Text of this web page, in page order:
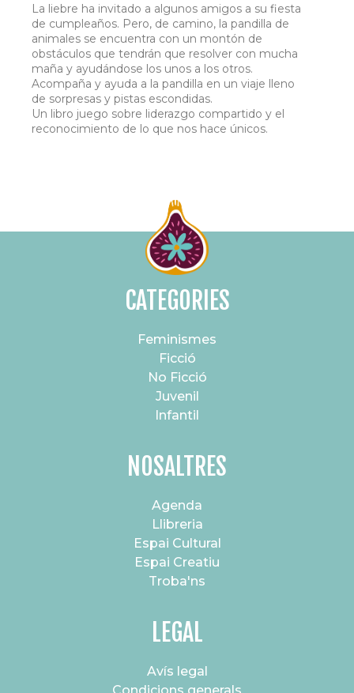
La liebre ha invitado a algunos amigos a su fiesta
de cumpleaños. Pero, de camino, la pandilla de
animales se encuentra con un montón de
obstáculos que tendrán que resolver con mucha
maña y ayudándose los unos a los otros.
Acompaña y ayuda a la pandilla en un viaje lleno
de sorpresas y pistas escondidas.
Un libro juego sobre liderazgo compartido y el
reconocimiento de lo que nos hace únicos.
CATEGORIES
Feminismes
Ficció
No Ficció
Juvenil
Infantil
NOSALTRES
Agenda
Llibreria
Espai Cultural
Espai Creatiu
Troba'ns
LEGAL
Avís legal